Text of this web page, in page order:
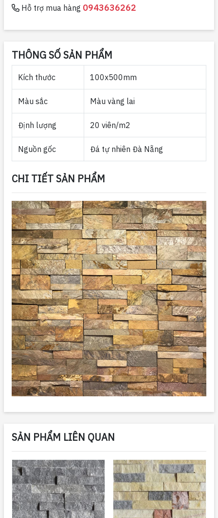
Hỗ trợ mua hàng 0943636262
THÔNG SỐ SẢN PHẨM
Kích thước 100x500mm
Màu sắc Màu vàng lai
Định lượng 20 viên/m2
Nguồn gốc Đá tự nhiên Đà Nẵng
CHI TIẾT SẢN PHẨM
SẢN PHẨM LIÊN QUAN